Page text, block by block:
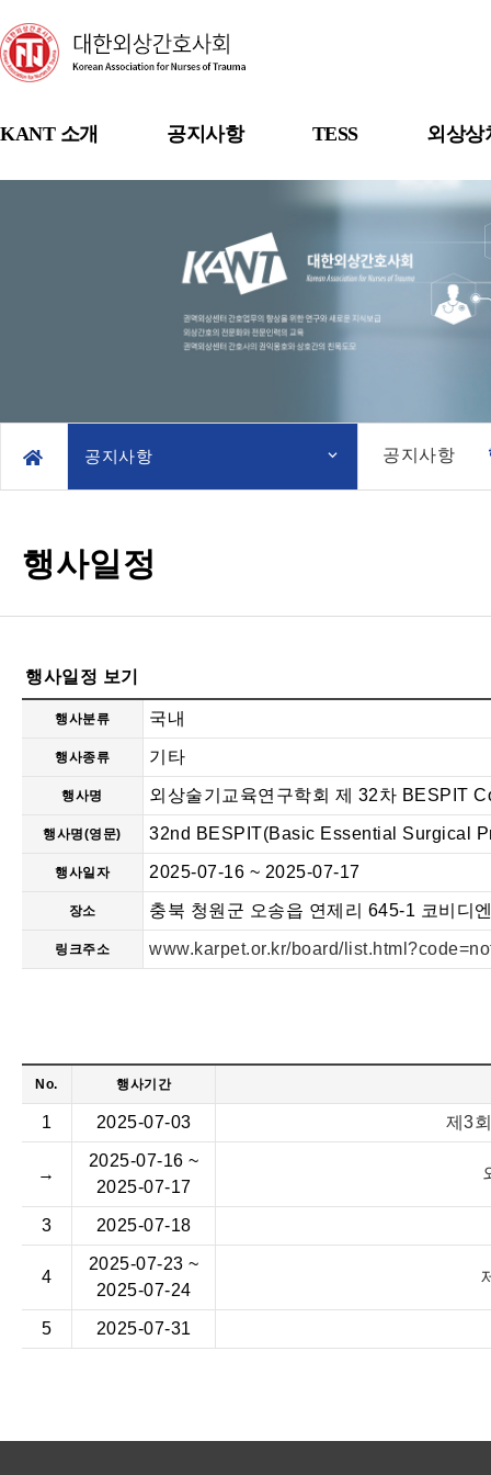
KANT 소개 공지사항 TESS 외상상
공지사항 공지사항
행사일정
행사일정 보기
행사분류 국내
행사종류 기타
행사명 외상술기교육연구학회 제 32차 BESPIT
행사명(영문) 32nd BESPIT(Basic Essential Surgical
행사일자 2025-07-16 ~ 2025-07-17
장소 충북 청원군 오송읍 연제리 645-1 코비디
링크주소 www.karpet.or.kr/board/
No. 행사기간
1 2025-07-03 제3
→
2025-07-16 ~
2025-07-17
3 2025-07-18
4
2025-07-23 ~
2025-07-24
5 2025-07-31